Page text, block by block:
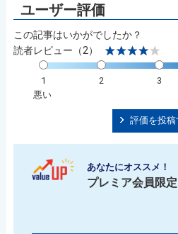
この記事はいかがでしたか？
読者レビュー（2）
1 2 3
悪い
評価を投稿
あなたにオススメ！
プレミア会員限